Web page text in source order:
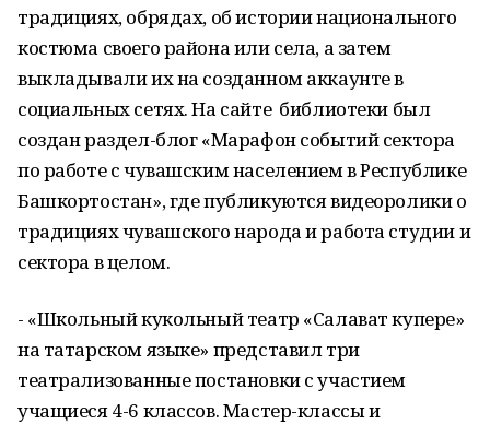
традициях, обрядах, об истории национального
костюма своего района или села, а затем
выкладывали их на созданном аккаунте в
социальных сетях. На сайте библиотеки был
создан раздел-блог «Марафон событий сектора
по работе с чувашским населением в Республике
Башкортостан», где публикуются видеоролики о
традициях чувашского народа и работа студии и
сектора в целом.
- «Школьный кукольный театр «Салават купере»
на татарском языке» представил три
театрализованные постановки с участием
учащиеся 4-6 классов. Мастер-классы и